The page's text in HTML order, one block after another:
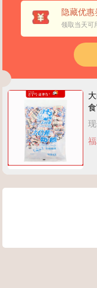
隐藏优惠
领取当天可